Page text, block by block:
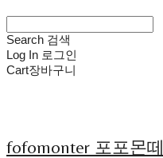
Search 검색
Log In 로그인
Cart장바구니
fofomonter 포포몬떼